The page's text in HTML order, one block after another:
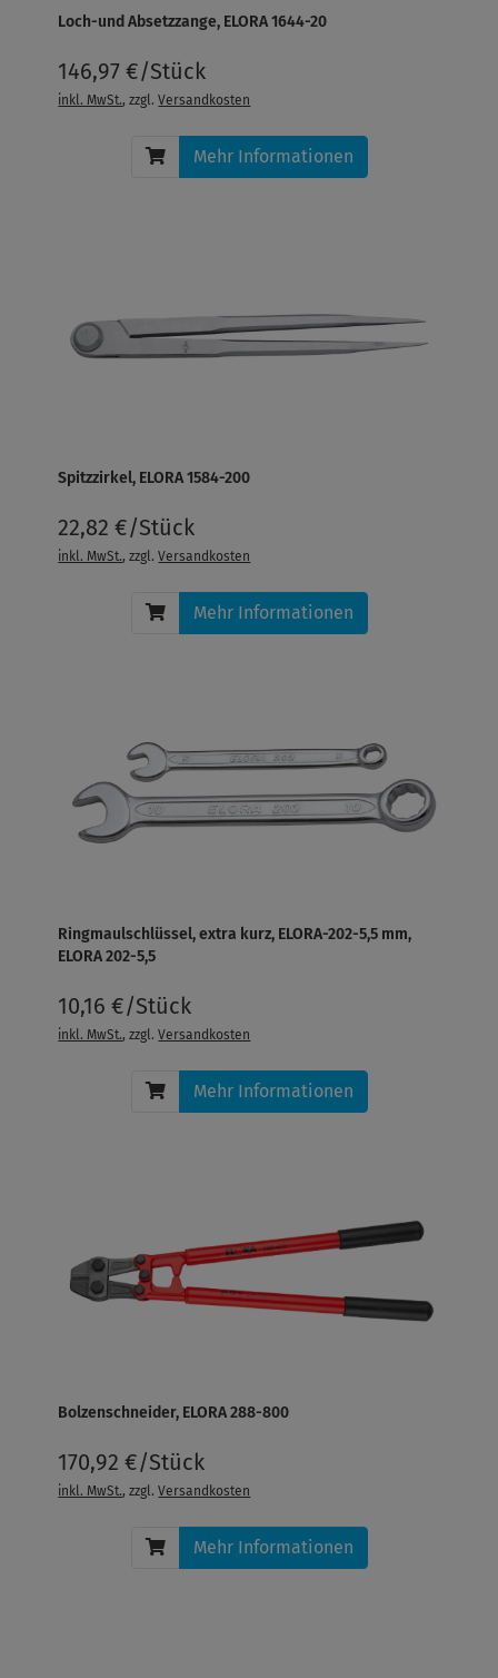
Loch-und Absetzzange, ELORA 1644-20
146,97 €/Stück
inkl. MwSt., zzgl.Versandkosten
Mehr Informationen
Spitzzirkel, ELORA 1584-200
22,82 €/Stück
inkl. MwSt., zzgl.Versandkosten
Mehr Informationen
Ringmaulschlüssel, extra kurz, ELORA-202-5,5 mm,
ELORA 202-5,5
10,16 €/Stück
inkl. MwSt., zzgl.Versandkosten
Mehr Informationen
Bolzenschneider, ELORA 288-800
170,92 €/Stück
inkl. MwSt., zzgl.Versandkosten
Mehr Informationen